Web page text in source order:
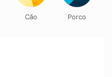
Cão Porco